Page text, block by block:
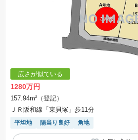
広さが似ている
1280万円
157.94m²（登記）
ＪＲ阪和線「東貝塚」歩11分
平坦地 陽当り良好 角地